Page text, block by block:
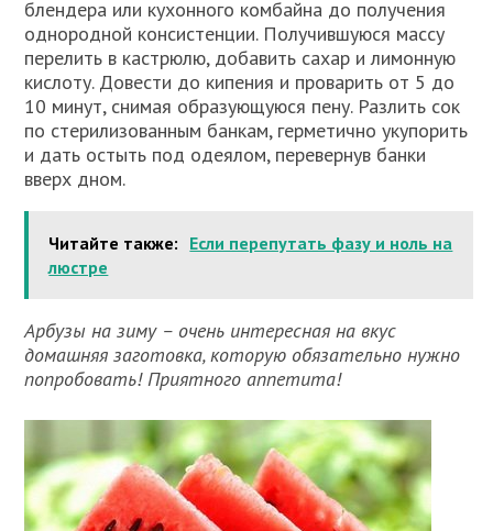
блендера или кухонного комбайна до получения
однородной консистенции. Получившуюся массу
перелить в кастрюлю, добавить сахар и лимонную
кислоту. Довести до кипения и проварить от 5 до
10 минут, снимая образующуюся пену. Разлить сок
по стерилизованным банкам, герметично укупорить
и дать остыть под одеялом, перевернув банки
вверх дном.
Читайте также: Если перепутать фазу и ноль на
люстре
Арбузы на зиму – очень интересная на вкус
домашняя заготовка, которую обязательно нужно
попробовать! Приятного аппетита!